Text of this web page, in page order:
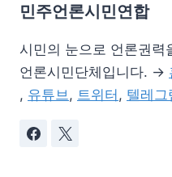
민주언론시민연합
시민의 눈으로 언론권력
언론시민단체입니다. →
, 유튜브, 트위터 , 텔레그